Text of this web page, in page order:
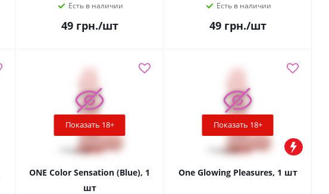
Есть в наличии
49грн./шт
Есть в наличии
49грн./шт
Показать 18+
ONE Color Sensation (Blue), 1
шт
Показать 18+
One Glowing Pleasures, 1 шт